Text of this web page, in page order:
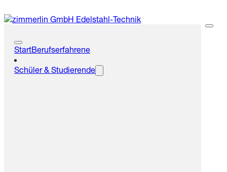
StartBerufserfahrene
Schüler & Studierende